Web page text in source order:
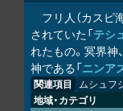
フリ人（カスピ
されていた「テシ
れたもの。冥界神
神である「ニンア
関連項目 ムシュフ
地域・カテゴリ